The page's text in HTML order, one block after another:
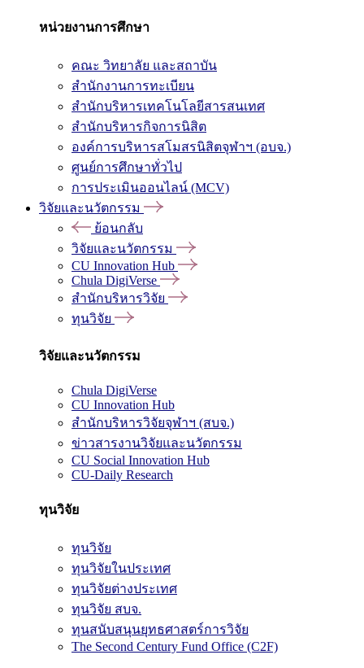
หน่วยงานการศึกษา
คณะ วิทยาลัย และสถาบัน
สำนักงานการทะเบียน
สำนักบริหารเทคโนโลยีสารสนเทศ
สำนักบริหารกิจการนิสิต
องค์การบริหารสโมสรนิสิตจุฬาฯ (อบจ.)
ศูนย์การศึกษาทั่วไป
การประเมินออนไลน์ (MCV)
วิจัยและนวัตกรรม
ย้อนกลับ
วิจัยและนวัตกรรม
CU Innovation Hub
Chula DigiVerse
สำนักบริหารวิจัย
ทุนวิจัย
วิจัยและนวัตกรรม
Chula DigiVerse
CU Innovation Hub
สำนักบริหารวิจัยจุฬาฯ (สบจ.)
ข่าวสารงานวิจัยและนวัตกรรม
CU Social Innovation Hub
CU-Daily Research
ทุนวิจัย
ทุนวิจัย
ทุนวิจัยในประเทศ
ทุนวิจัยต่างประเทศ
ทุนวิจัย สบจ.
ทุนสนับสนุนยุทธศาสตร์การวิจัย
The Second Century Fund Office (C2F)